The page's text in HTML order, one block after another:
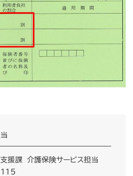
援課 介護保険サービス担当